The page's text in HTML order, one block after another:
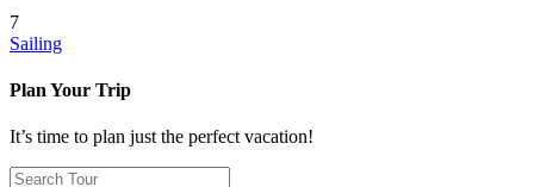
7
Sailing
Plan Your Trip
It’s time to plan just the perfect vacation!